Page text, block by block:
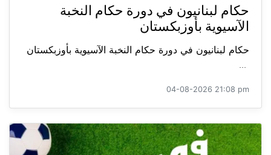
حكام لبنانيون في دورة حكام النخبة
الآسيوية بأوزبكستان
حكام لبنانيون في دورة حكام النخبة الآسيوية بأوزبكستان
...
04-08-2026 21:08 pm